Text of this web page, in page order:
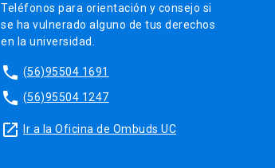
Teléfonos para orientación y consejo si
se ha vulnerado alguno de tus derechos
en la universidad.
phone (56)95504 1691
phone (56)95504 1247
launch Ir a la Oficina de Ombuds UC